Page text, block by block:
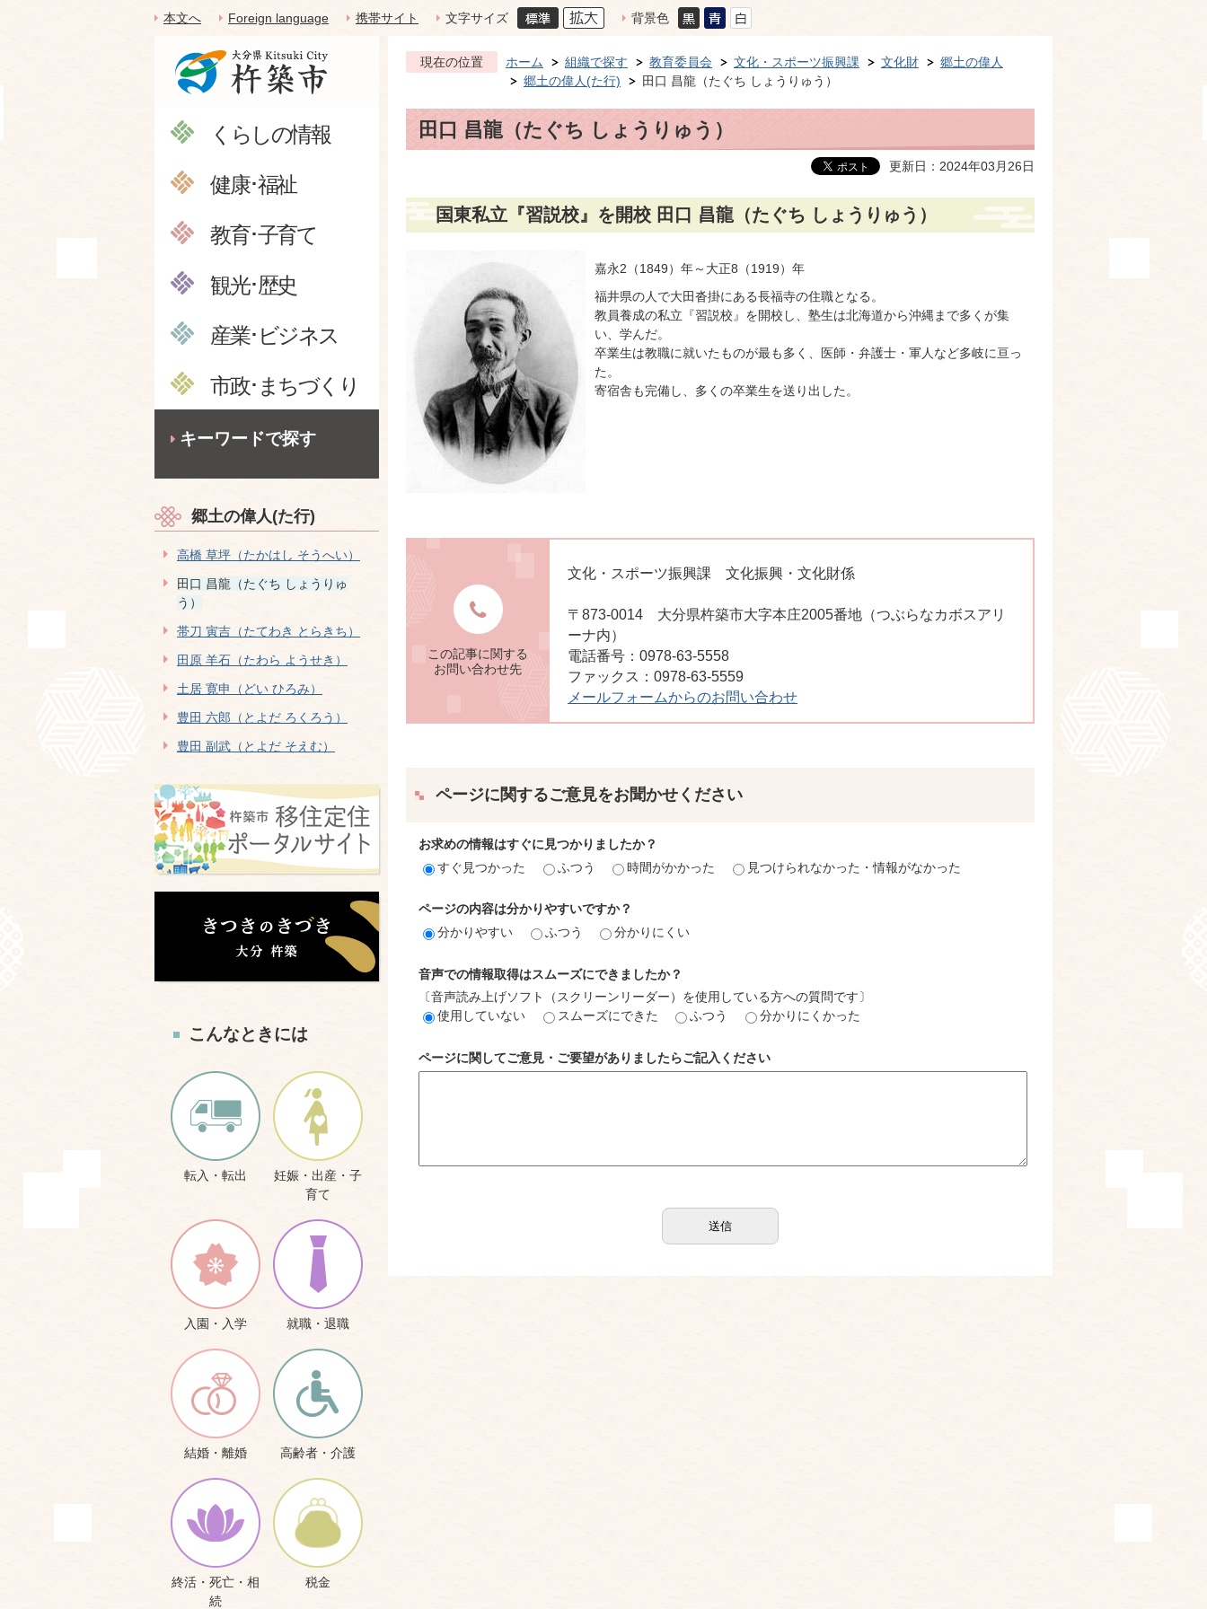
本文へ Foreign language 携帯サイト 文字サイズ 背景色
くらしの情報
健康･福祉
教育･子育て
観光･歴史
産業･ビジネス
市政･まちづくり
キーワードで探す
郷土の偉人(た行)
高橋 草坪（たかはし そうへい）
田口 昌龍（たぐち しょうりゅ
う）
帯刀 寅吉（たてわき とらきち）
田原 羊石（たわら ようせき）
土居 寛申（どい ひろみ）
豊田 六郎（とよだ ろくろう）
豊田 副武（とよだ そえむ）
こんなときには
転入・転出
妊娠・出産・子
育て
入園・入学 就職・退職
結婚・離婚 高齢者・介護
終活・死亡・相
続
税金
現在の位置 ホーム 組織で探す 教育委員会 文化・スポーツ振興課 文化財
郷土の偉人
郷土の偉人(た行)
田口 昌龍（たぐち しょうりゅう）
田口 昌龍（たぐち しょうりゅう）
更新日：2024年03月26日
国東私立『習説校』を開校 田口 昌龍（たぐち しょうりゅう）
嘉永2（1849）年～大正8（1919）年
福井県の人で大田沓掛にある長福寺の住職となる。
教員養成の私立『習説校』を開校し、塾生は北海道から沖縄まで多くが集
い、学んだ。
卒業生は教職に就いたものが最も多く、医師・弁護士・軍人など多岐に亘っ
た。
寄宿舎も完備し、多くの卒業生を送り出した。
この記事に関する
お問い合わせ先
文化・スポーツ振興課 文化振興・文化財係
〒873-0014 大分県杵築市大字本庄2005番地（つぶらなカボスアリ
ーナ内）
電話番号：0978-63-5558
ファックス：0978-63-5559
メールフォームからのお問い合わせ
ページに関するご意見をお聞かせください
お求めの情報はすぐに見つかりましたか？
すぐ見つかった
ふつう 時間がかかった 見つけられなかった・情報がなかった
ページの内容は分かりやすいですか？
分かりやすい
ふつう 分かりにくい
音声での情報取得はスムーズにできましたか？
〔音声読み上げソフト（スクリーンリーダー）を使用している方への質問です〕
使用していない
スムーズにできた ふつう 分かりにくかった
ページに関してご意見・ご要望がありましたらご記入ください